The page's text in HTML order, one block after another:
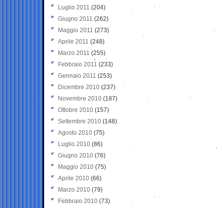
Luglio 2011 (204)
Giugno 2011 (262)
Maggio 2011 (273)
Aprile 2011 (248)
Marzo 2011 (255)
Febbraio 2011 (233)
Gennaio 2011 (253)
Dicembre 2010 (237)
Novembre 2010 (187)
Ottobre 2010 (157)
Settembre 2010 (148)
Agosto 2010 (75)
Luglio 2010 (86)
Giugno 2010 (76)
Maggio 2010 (75)
Aprile 2010 (66)
Marzo 2010 (79)
Febbraio 2010 (73)